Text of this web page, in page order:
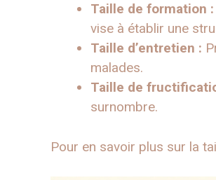
Taille de formation :
vise à établir une
Taille d’entretien :
malades.
Taille de
surnombre.
Pour en savoir plus sur la